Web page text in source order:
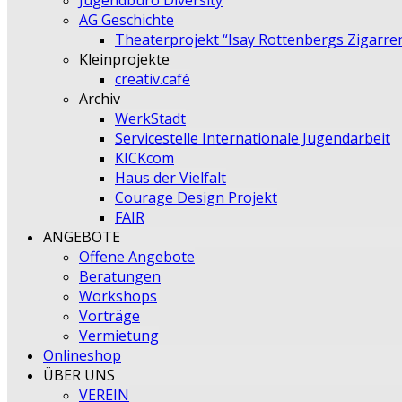
AG Geschichte
Theaterprojekt “Isay Rottenbergs
Kleinprojekte
creativ.café
Archiv
WerkStadt
Servicestelle Internationale Jugendarbeit
KICKcom
Haus der Vielfalt
Courage Design Projekt
FAIR
ANGEBOTE
Offene Angebote
Beratungen
Workshops
Vorträge
Vermietung
Onlineshop
ÜBER UNS
VEREIN